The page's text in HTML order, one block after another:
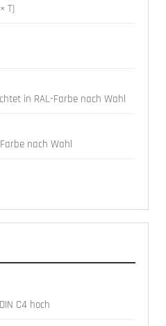
T)
in RAL-Farbe nach Wahl
nach Wahl
C4 hoch